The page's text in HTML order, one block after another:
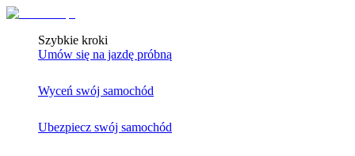
Szybkie kroki
Umów się na jazdę próbną
Wyceń swój samochód
Ubezpiecz swój samochód